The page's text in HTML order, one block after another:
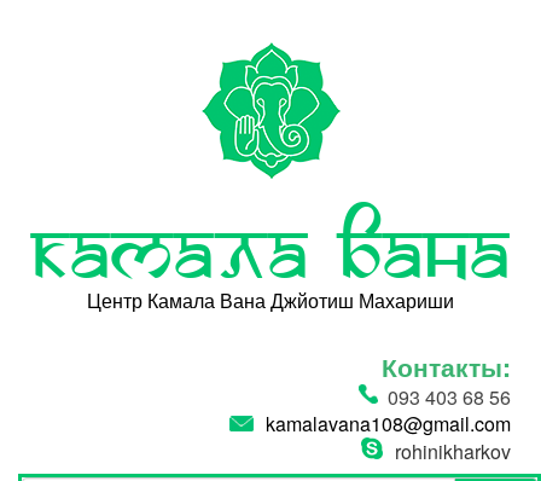
Камала Вана
Центр Камала Вана Джйотиш Махариши
Контакты:
093 403 68 56
kamalavana108@gmail.com
rohinikharkov